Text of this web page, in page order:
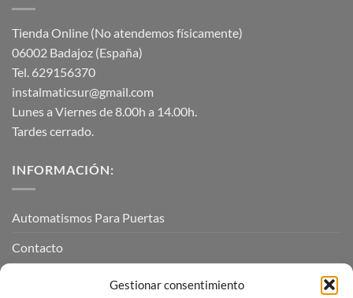
Gestionar consentimiento
Tienda Online (No atendemos físicamente)
06002 Badajoz (España)
Tel. 629156370
instalmaticsur@gmail.com
Lunes a Viernes de 8.00h a 14.00h.
Tardes cerrado.
INFORMACIÓN:
Automatismos Para Puertas
Contacto